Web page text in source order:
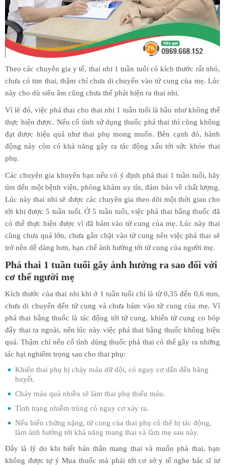
Theo các chuyên gia y tế, thai nhi 1 tuần tuổi có kích thước rất nhỏ,
chưa có tim thai, thậm chí chưa di chuyển vào tử cung của mẹ. Lúc
này cho dù siêu âm cũng chưa thể phát hiện ra thai nhi.
Vì lẽ đó, việc phá thai cho thai nhi 1 tuần tuổi là hầu như không thể
thực hiện được. Nếu cố tình sử dụng thuốc phá thai thì cũng không
đạt được hiệu quả như thai phụ mong muốn. Bên cạnh đó, hành
động này còn có khả năng gây ra tác động xấu tới sức khỏe thai
phụ.
Các chuyên gia khuyên bạn nếu có ý định phá thai 1 tuần tuổi, hãy
tìm đến một bệnh viện, phòng khám uy tín, đảm bảo về chất lượng.
Lúc này thai nhi sẽ được các chuyên gia theo dõi một thời gian cho
tới khi được 5 tuần tuổi. Ở 5 tuần tuổi, việc phá thai bằng thuốc đã
có thể thực hiện được vì đã bám vào tử cung của mẹ. Lúc này thai
cũng chưa quá lớn, chưa gắn chặt vào tử cung nên việc phá thai sẽ
trở nên dễ dàng hơn, hạn chế ảnh hưởng tới tử cung của người mẹ.
Phá thai 1 tuần tuổi gây ảnh hưởng ra sao đối với
cơ thể người mẹ
Kích thước của thai nhi khi ở 1 tuần tuổi chỉ là từ 0,35 đến 0,6 mm,
chưa di chuyển đến tử cung và chưa bám vào tử cung của mẹ. Vì
phá thai bằng thuốc là tác động tới tử cung, khiến tử cung co bóp
đẩy thai ra ngoài, nên lúc này việc phá thai bằng thuốc không hiệu
quả. Thậm chí nếu cố tình dùng thuốc phá thai có thể gây ra những
tác hại nghiêm trọng sau cho thai phụ:
Khiến thai phụ bị chảy máu dữ dội, có nguy cơ dẫn đến băng
huyết.
Chảy máu quá nhiều sẽ làm thai phụ thiếu máu.
Tình trạng nhiễm trùng có nguy cơ xảy ra.
Nếu biến chứng nặng, tử cung của thai phụ có thể bị tác động,
làm ảnh hưởng tới khả năng mang thai và làm mẹ sau này.
Đây là lý do khi biết bản thân mang thai và muốn phá thai, bạn
không được tự ý Mua thuốc mà phải tới cơ sở y tế nghe bác sĩ tư